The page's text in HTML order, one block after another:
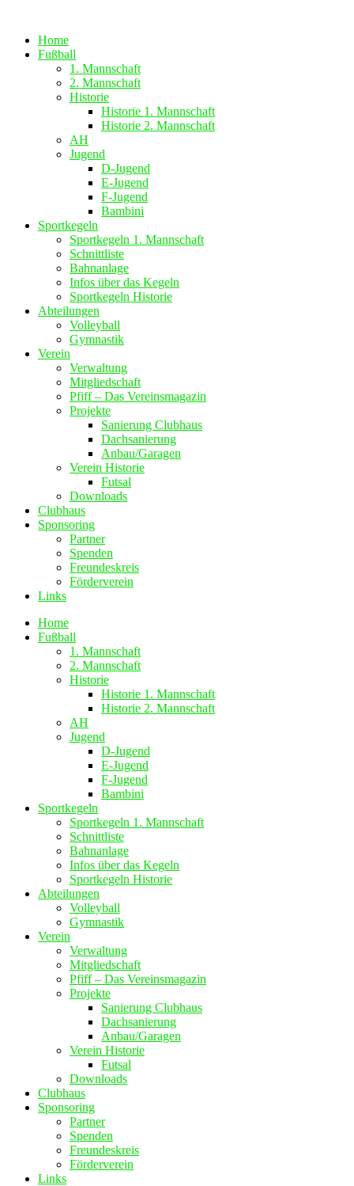
springenHome
Fußball
1. Mannschaft
2. Mannschaft
Historie
Historie 1. Mannschaft
Historie 2. Mannschaft
AH
Jugend
D-Jugend
E-Jugend
F-Jugend
Bambini
Sportkegeln
Sportkegeln 1. Mannschaft
Schnittliste
Bahnanlage
Infos über das Kegeln
Sportkegeln Historie
Abteilungen
Volleyball
Gymnastik
Verein
Verwaltung
Mitgliedschaft
Pfiff – Das Vereinsmagazin
Projekte
Sanierung Clubhaus
Dachsanierung
Anbau/Garagen
Verein Historie
Futsal
Downloads
Clubhaus
Sponsoring
Partner
Spenden
Freundeskreis
Förderverein
Links
Home
Fußball
1. Mannschaft
2. Mannschaft
Historie
Historie 1. Mannschaft
Historie 2. Mannschaft
AH
Jugend
D-Jugend
E-Jugend
F-Jugend
Bambini
Sportkegeln
Sportkegeln 1. Mannschaft
Schnittliste
Bahnanlage
Infos über das Kegeln
Sportkegeln Historie
Abteilungen
Volleyball
Gymnastik
Verein
Verwaltung
Mitgliedschaft
Pfiff – Das Vereinsmagazin
Projekte
Sanierung Clubhaus
Dachsanierung
Anbau/Garagen
Verein Historie
Futsal
Downloads
Clubhaus
Sponsoring
Partner
Spenden
Freundeskreis
Förderverein
Links